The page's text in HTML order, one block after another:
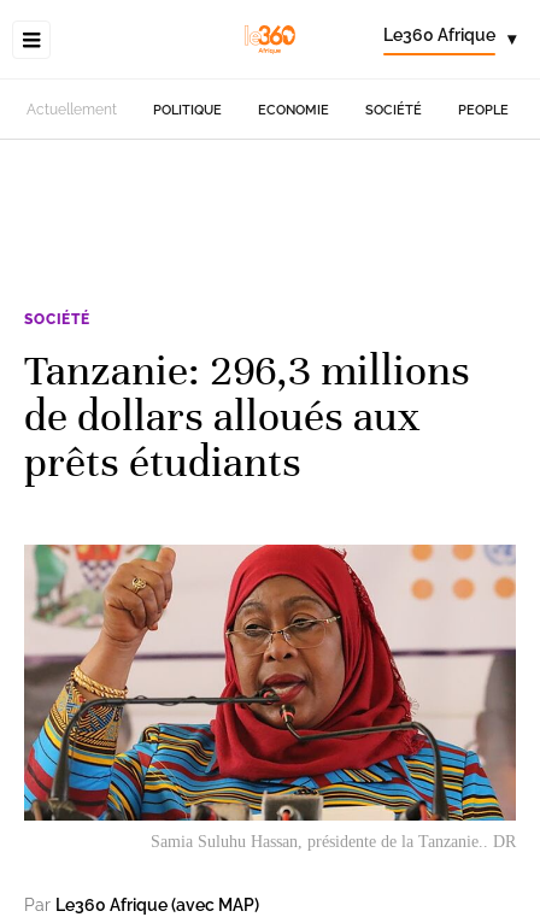
Le360 Afrique ▾
Actuellement POLITIQUE ECONOMIE SOCIÉTÉ PEOPLE
SOCIÉTÉ
Tanzanie: 296,3 millions
de dollars alloués aux
prêts étudiants
Samia Suluhu Hassan, présidente de la Tanzanie.. DR
Par Le360 Afrique (avec MAP)